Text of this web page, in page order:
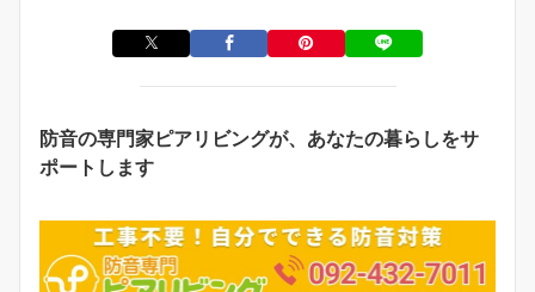
防音の専門家ピアリビングが、あなたの暮らしをサ
ポートします